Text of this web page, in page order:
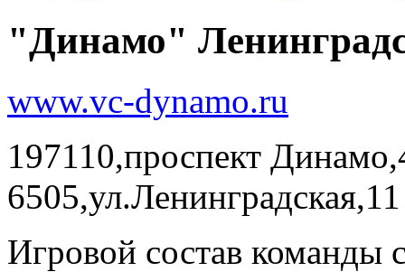
"Динамо"
www.vc-dynamo.ru
197110,проспект
6505,ул.Ленинградская,11
Игровой состав команды